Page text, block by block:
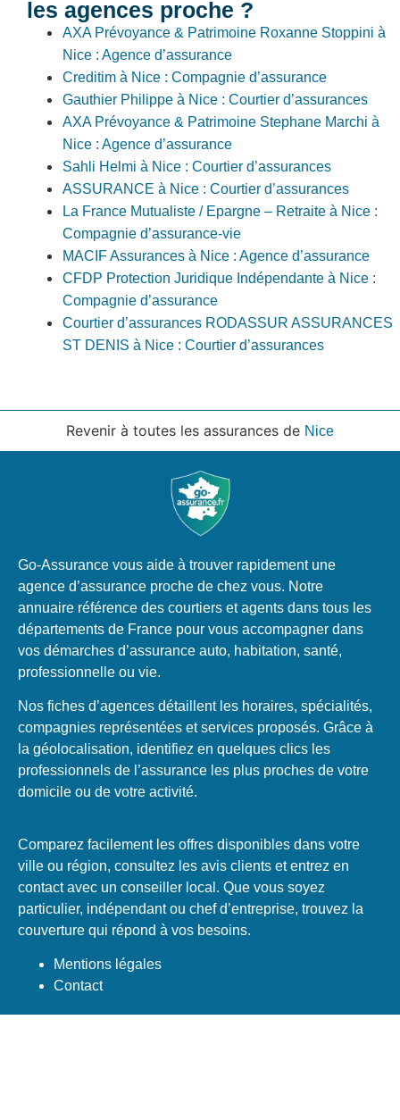
les agences proche ?
AXA Prévoyance & Patrimoine Roxanne Stoppini à
Nice : Agence d’assurance
Creditim à Nice : Compagnie d’assurance
Gauthier Philippe à Nice : Courtier d’assurances
AXA Prévoyance & Patrimoine Stephane Marchi à
Nice : Agence d’assurance
Sahli Helmi à Nice : Courtier d’assurances
ASSURANCE à Nice : Courtier d’assurances
La France Mutualiste / Epargne – Retraite à Nice :
Compagnie d’assurance-vie
MACIF Assurances à Nice : Agence d’assurance
CFDP Protection Juridique Indépendante à Nice :
Compagnie d’assurance
Courtier d’assurances RODASSUR ASSURANCES
ST DENIS à Nice : Courtier d’assurances
Revenir à toutes les assurances de Nice
Go-Assurance vous aide à trouver rapidement une
agence d’assurance proche de chez vous. Notre
annuaire référence des courtiers et agents dans tous les
départements de France pour vous accompagner dans
vos démarches d’assurance auto, habitation, santé,
professionnelle ou vie.
Nos fiches d’agences détaillent les horaires, spécialités,
compagnies représentées et services proposés. Grâce à
la géolocalisation, identifiez en quelques clics les
professionnels de l’assurance les plus proches de votre
domicile ou de votre activité.
Comparez facilement les offres disponibles dans votre
ville ou région, consultez les avis clients et entrez en
contact avec un conseiller local. Que vous soyez
particulier, indépendant ou chef d’entreprise, trouvez la
couverture qui répond à vos besoins.
Mentions légales
Contact